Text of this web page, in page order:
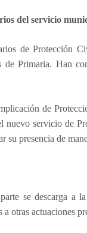
del servicio
de Protección
de Primaria. Han
de
nuevo servicio de
su presencia de
se descarga a
a otras actuaciones